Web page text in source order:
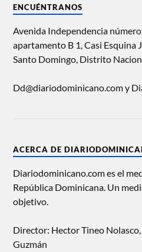
ENCUÉNTRANOS
Avenida Independencia
apartamento B 1, Casi Esquina
Santo Domingo, Distrito
Dd@diariodominicano.com y
ACERCA DE
Diariodominicano.com es el
República Dominicana. Un
objetivo.
Director: Hector Tineo
Guzmán